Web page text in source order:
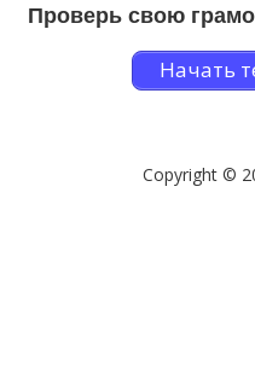
Проверь свою
Начать
Copyright ©